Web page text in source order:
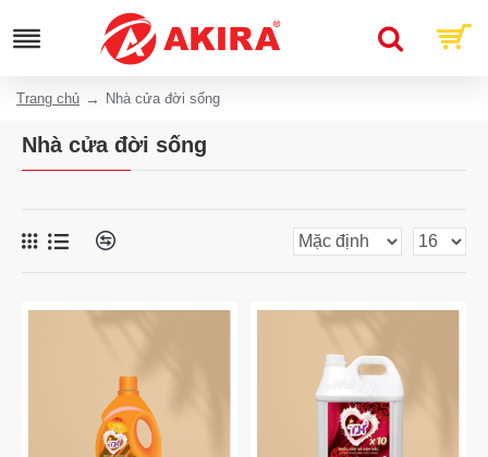
Trang chủ Nhà cửa đời sống
Nhà cửa đời sống